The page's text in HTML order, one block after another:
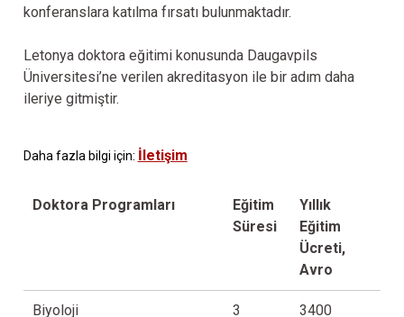
konferanslara katılma fırsatı bulunmaktadır.
Letonya doktora eğitimi konusunda Daugavpils
Üniversitesi’ne verilen akreditasyon ile bir adım daha
ileriye gitmiştir.
Daha fazla bilgi için: İletişim
Doktora Programları
Eğitim
Süresi
Yıllık
Eğitim
Ücreti,
Avro
Biyoloji 3 3400